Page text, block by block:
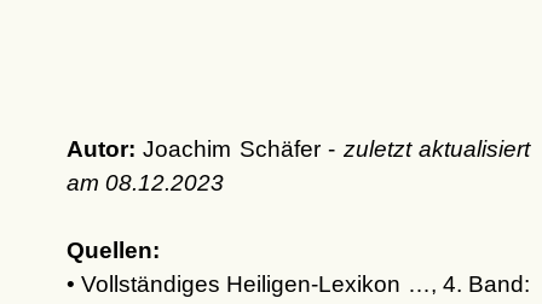
Autor: Joachim Schäfer - zuletzt aktualisiert
am 08.12.2023
Quellen:
• Vollständiges Heiligen-Lexikon …, 4. Band: